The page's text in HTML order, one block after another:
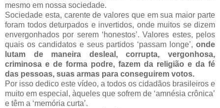
mesmo em nossa sociedade.
Sociedade esta, carente de valores que em sua maior parte
foram todos deturpados e invertidos, onde muitos se dizem
envergonhados por serem ‘honestos’. Valores estes, pelos
quais os candidatos e seus partidos ‘passam longe’, onde
lutam de maneira desleal, corrupta, vergonhosa,
criminosa e de forma podre, fazem da religião e da fé
das pessoas, suas armas para conseguirem votos.
Por isso dedico este vídeo, a todos os cidadãos brasileiros e
muito em especial, àqueles que sofrem de ‘amnésia crônica’
e têm a ‘memória curta’.